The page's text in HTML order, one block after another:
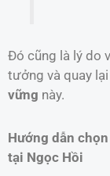
Đó cũng là lý do
tưởng và quay
vững này.
Hướng dẫn
tại Ngọc Hồi